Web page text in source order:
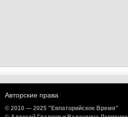
Авторские права
© 2010 — 2025 "Евпаторийское Время"